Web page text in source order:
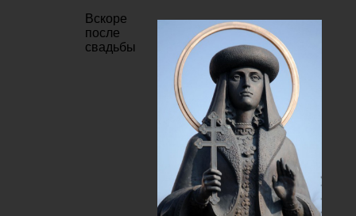
Вскоре
после
свадьбы